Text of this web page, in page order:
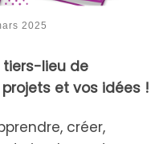
2025
tiers-lieu de
et vos idées !
créer,